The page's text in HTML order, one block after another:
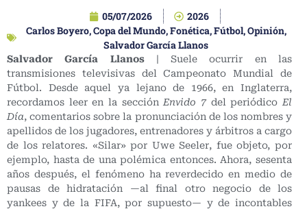
05/07/2026
2026
Carlos Boyero,Copa del Mundo,Fonética,Fútbol,Opinión,
Salvador García Llanos
Salvador García Llanos| Suele ocurrir en las
transmisiones televisivas del Campeonato Mundial de
Fútbol. Desde aquel ya lejano de 1966, en Inglaterra,
recordamos leer en la sección Envido 7del periódico El
Día, comentarios sobre la pronunciación de los nombres y
apellidos de los jugadores, entrenadores y árbitros a cargo
de los relatores. «Silar» por Uwe Seeler, fue objeto, por
ejemplo, hasta de una polémica entonces. Ahora, sesenta
años después, el fenómeno ha reverdecido en medio de
pausas de hidratación —al final otro negocio de los
yankees y de la FIFA, por supuesto— y de incontables